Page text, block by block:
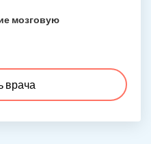
мозговую
врача